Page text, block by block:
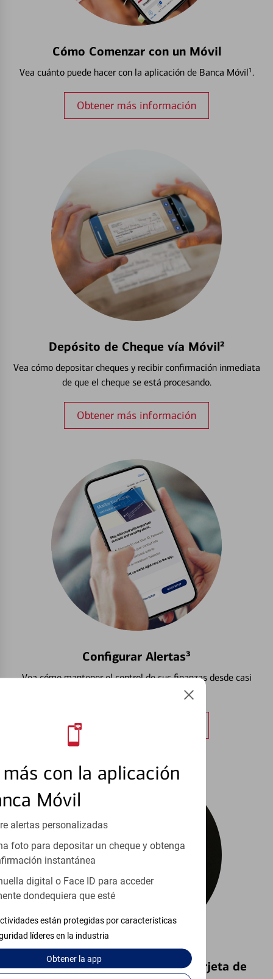
con la aplicación
Móvil
alertas personalizadas
foto para depositar un cheque y obtenga
instantánea
digital o Face ID para acceder
dondequiera que esté
están protegidas por características
líderes en la industria
Obtenerla app
Cómo Comenzar con un Móvil
Vea cuánto puede hacer con la aplicación de Banca Móvil¹.
Obtener más información
Depósito de Cheque vía Móvil²
Vea cómo depositar cheques y recibir confirmación inmediata
de que el cheque se está procesando.
Obtener más información
Configurar Alertas³
Vea cómo mantener el control de sus finanzas desde casi
Obtener más información
Bloquear y Desbloquear una Tarjeta de